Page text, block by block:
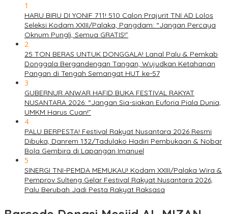
1
HARU BIRU DI YONIF 711! 510 Calon Prajurit TNI AD Lolos
Seleksi Kodam XXIII/Palaka, Pangdam: “Jangan Percaya
Oknum Pungli, Semua GRATIS!”
2
25 TON BERAS UNTUK DONGGALA! Lanal Palu & Pemkab
Donggala Bergandengan Tangan, Wujudkan Ketahanan
Pangan di Tengah Semangat HUT ke-57
3
GUBERNUR ANWAR HAFID BUKA FESTIVAL RAKYAT
NUSANTARA 2026: “Jangan Sia-siakan Euforia Piala Dunia,
UMKM Harus Cuan!”
4
PALU BERPESTA! Festival Rakyat Nusantara 2026 Resmi
Dibuka, Danrem 132/Tadulako Hadiri Pembukaan & Nobar
Bola Gembira di Lapangan Imanuel
5
SINERGI TNI-PEMDA MEMUKAU! Kodam XXIII/Palaka Wira &
Pemprov Sulteng Gelar Festival Rakyat Nusantara 2026,
Palu Berubah Jadi Pesta Rakyat Raksasa